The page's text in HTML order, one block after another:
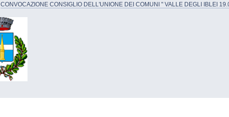
CONVOCAZIONE CONSIGLIO DELL'UNIONE DEI COMUNI " VALLE DEGLI IBLEI